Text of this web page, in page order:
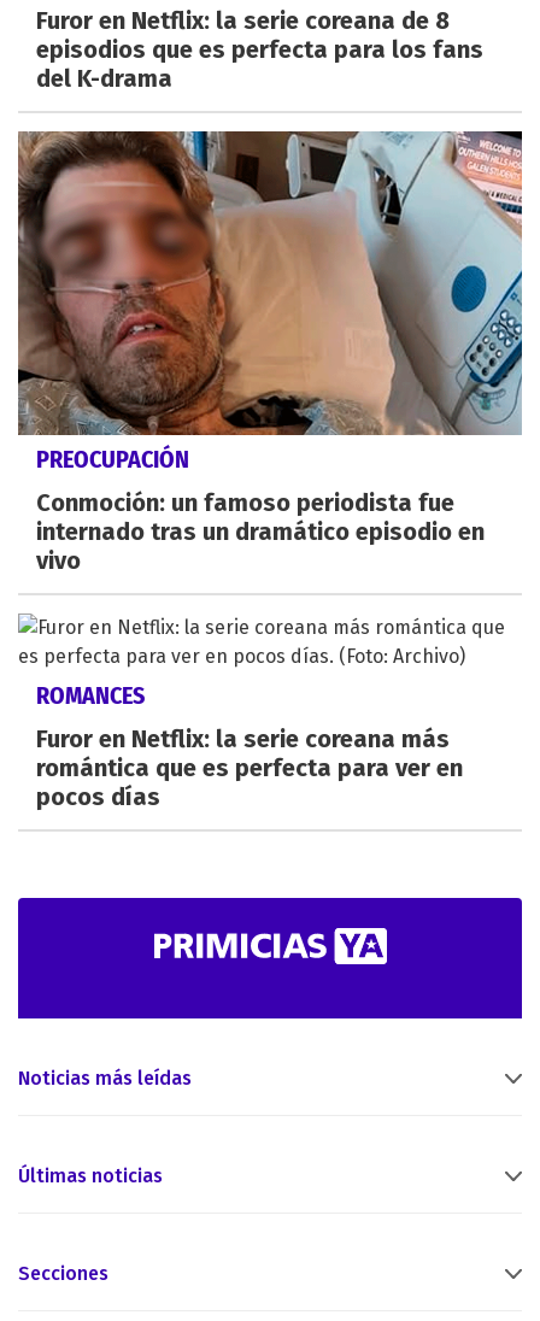
Furor en Netflix: la serie coreana de 8
episodios que es perfecta para los fans
del K-drama
PREOCUPACIÓN
Conmoción: un famoso periodista fue
internado tras un dramático episodio en
vivo
ROMANCES
Furor en Netflix: la serie coreana más
romántica que es perfecta para ver en
pocos días
Noticias más leídas
Últimas noticias
Secciones